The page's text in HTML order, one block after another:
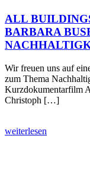
ALL
BARBARA
Wir freuen uns auf
zum Thema
Christoph […]
weiterlesen